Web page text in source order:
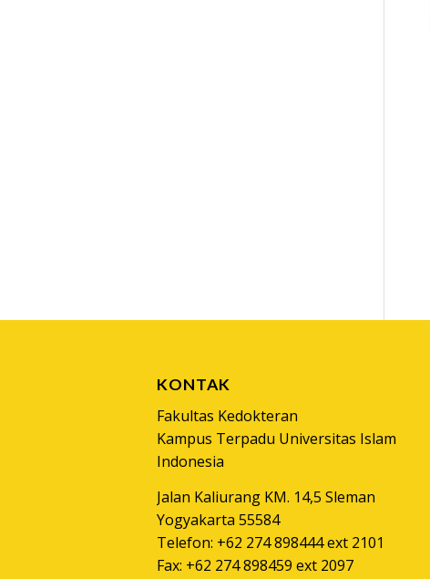
KONTAK
Fakultas Kedokteran
Kampus Terpadu Universitas Islam
Indonesia
Jalan Kaliurang KM. 14,5 Sleman
Yogyakarta 55584
Telefon: +62 274 898444 ext 2101
Fax: +62 274 898459 ext 2097